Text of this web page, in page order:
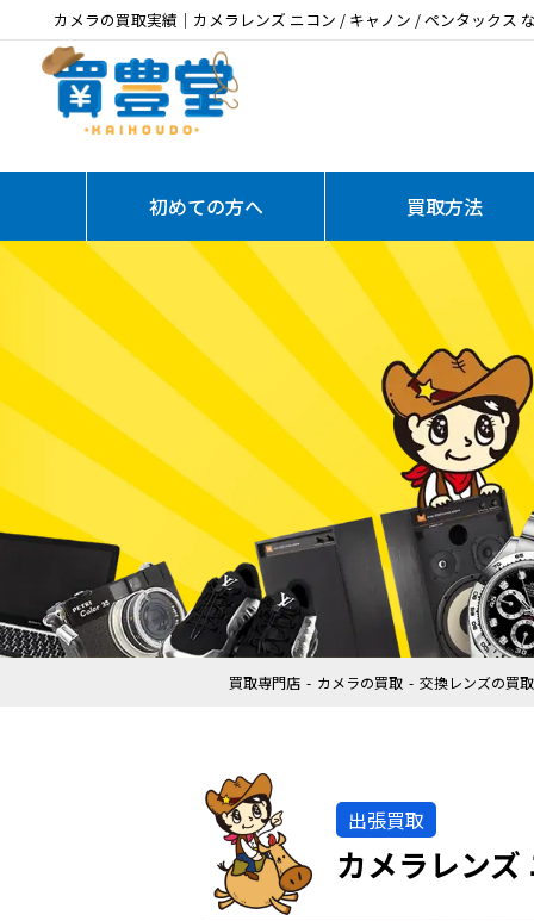
カメラの買取実績｜カメラレンズ ニコン / キャノン / ペンタックス
初めての方へ 買取方法
買取専門店 カメラの買取 交換レンズの買取
出張買取
カメラレン